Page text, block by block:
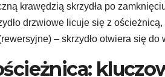
krawędzią skrzydła po
drzwiowe licuje się z ościeżnicą,
– skrzydło otwiera się